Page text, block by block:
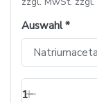
Auswahl
1